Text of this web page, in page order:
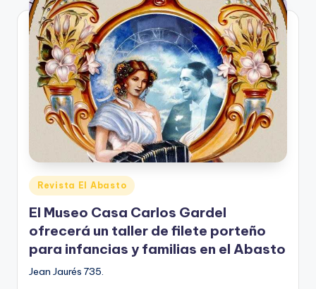
Posted
Revista El Abasto
El Museo Casa Carlos Gardel
ofrecerá un taller de filete porteño
para infancias y familias en el Abasto
Jean Jaurés 735.